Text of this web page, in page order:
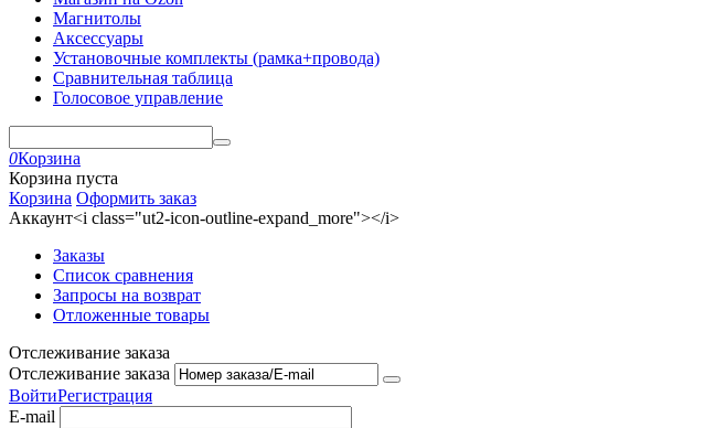
Магнитолы
Аксессуары
Установочные комплекты (рамка+провода)
Сравнительная таблица
Голосовое управление
0Корзина
Корзина пуста
Корзина Оформить заказ
Аккаунт<i class="ut2-icon-outline-expand_more"></i>
Заказы
Список сравнения
Запросы на возврат
Отложенные товары
Отслеживание заказа
Отслеживание заказа
ВойтиРегистрация
E-mail